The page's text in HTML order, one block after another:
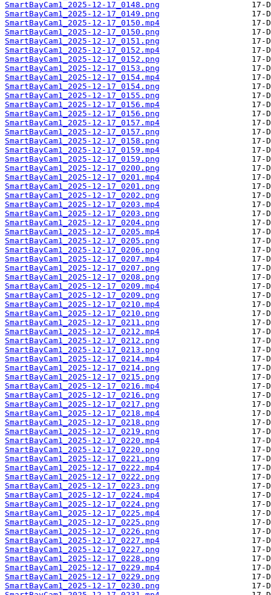
SmartBayCam1_2025-12-17_0148.png
SmartBayCam1_2025-12-17_0149.png
SmartBayCam1_2025-12-17_0150.mp4
SmartBayCam1_2025-12-17_0150.png
SmartBayCam1_2025-12-17_0151.png
SmartBayCam1_2025-12-17_0152.mp4
SmartBayCam1_2025-12-17_0152.png
SmartBayCam1_2025-12-17_0153.png
SmartBayCam1_2025-12-17_0154.mp4
SmartBayCam1_2025-12-17_0154.png
SmartBayCam1_2025-12-17_0155.png
SmartBayCam1_2025-12-17_0156.mp4
SmartBayCam1_2025-12-17_0156.png
SmartBayCam1_2025-12-17_0157.mp4
SmartBayCam1_2025-12-17_0157.png
SmartBayCam1_2025-12-17_0158.png
SmartBayCam1_2025-12-17_0159.mp4
SmartBayCam1_2025-12-17_0159.png
SmartBayCam1_2025-12-17_0200.png
SmartBayCam1_2025-12-17_0201.mp4
SmartBayCam1_2025-12-17_0201.png
SmartBayCam1_2025-12-17_0202.png
SmartBayCam1_2025-12-17_0203.mp4
SmartBayCam1_2025-12-17_0203.png
SmartBayCam1_2025-12-17_0204.png
SmartBayCam1_2025-12-17_0205.mp4
SmartBayCam1_2025-12-17_0205.png
SmartBayCam1_2025-12-17_0206.png
SmartBayCam1_2025-12-17_0207.mp4
SmartBayCam1_2025-12-17_0207.png
SmartBayCam1_2025-12-17_0208.png
SmartBayCam1_2025-12-17_0209.mp4
SmartBayCam1_2025-12-17_0209.png
SmartBayCam1_2025-12-17_0210.mp4
SmartBayCam1_2025-12-17_0210.png
SmartBayCam1_2025-12-17_0211.png
SmartBayCam1_2025-12-17_0212.mp4
SmartBayCam1_2025-12-17_0212.png
SmartBayCam1_2025-12-17_0213.png
SmartBayCam1_2025-12-17_0214.mp4
SmartBayCam1_2025-12-17_0214.png
SmartBayCam1_2025-12-17_0215.png
SmartBayCam1_2025-12-17_0216.mp4
SmartBayCam1_2025-12-17_0216.png
SmartBayCam1_2025-12-17_0217.png
SmartBayCam1_2025-12-17_0218.mp4
SmartBayCam1_2025-12-17_0218.png
SmartBayCam1_2025-12-17_0219.png
SmartBayCam1_2025-12-17_0220.mp4
SmartBayCam1_2025-12-17_0220.png
SmartBayCam1_2025-12-17_0221.png
SmartBayCam1_2025-12-17_0222.mp4
SmartBayCam1_2025-12-17_0222.png
SmartBayCam1_2025-12-17_0223.png
SmartBayCam1_2025-12-17_0224.mp4
SmartBayCam1_2025-12-17_0224.png
SmartBayCam1_2025-12-17_0225.mp4
SmartBayCam1_2025-12-17_0225.png
SmartBayCam1_2025-12-17_0226.png
SmartBayCam1_2025-12-17_0227.mp4
SmartBayCam1_2025-12-17_0227.png
SmartBayCam1_2025-12-17_0228.png
SmartBayCam1_2025-12-17_0229.mp4
SmartBayCam1_2025-12-17_0229.png
SmartBayCam1_2025-12-17_0230.png